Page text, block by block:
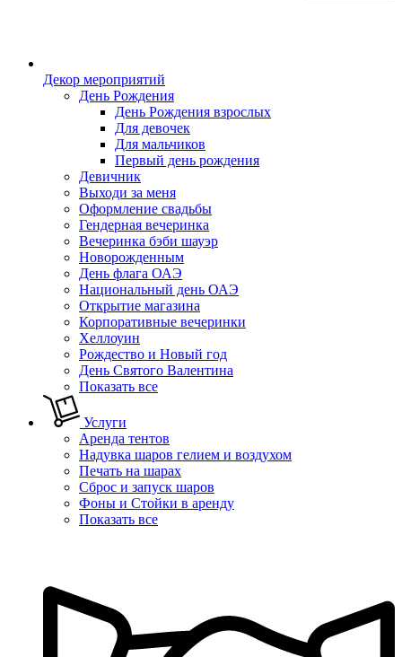
Декор мероприятий
День Рождения
День Рождения взрослых
Для девочек
Для мальчиков
Первый день рождения
Девичник
Выходи за меня
Оформление свадьбы
Гендерная вечеринка
Вечеринка бэби шауэр
Новорожденным
День флага ОАЭ
Национальный день ОАЭ
Открытие магазина
Корпоративные вечеринки
Хеллоуин
Рождество и Новый год
День Святого Валентина
Показать все
Услуги
Аренда тентов
Надувка шаров гелием и воздухом
Печать на шарах
Сброс и запуск шаров
Фоны и Стойки в аренду
Показать все